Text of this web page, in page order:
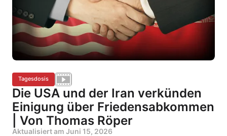
Tagesdosis
Die USA und der Iran verkünden
Einigung über Friedensabkommen
| Von Thomas Röper
Aktualisiert am Juni 15, 2026